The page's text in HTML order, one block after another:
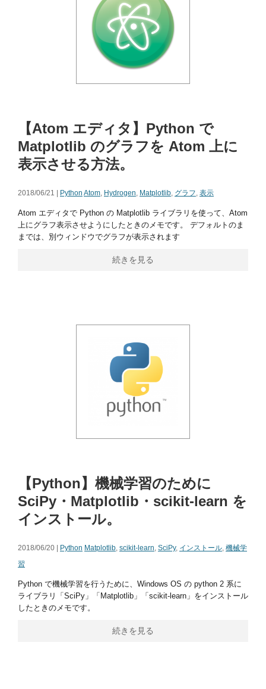
【Atom エディタ】Python で
Matplotlib のグラフを Atom 上に
表示させる方法。
2018/06/21 | Python Atom, Hydrogen, Matplotlib, グラフ, 表示
Atom エディタで Python の Matplotlib ライブラリを使って、Atom
上にグラフ表示させようにしたときのメモです。 デフォルトのま
までは、別ウィンドウでグラフが表示されます
続きを見る
【Python】機械学習のために
SciPy・Matplotlib・scikit-learn を
インストール。
2018/06/20 | Python Matplotlib, scikit-learn, SciPy, インストール, 機械学
習
Python で機械学習を行うために、Windows OS の python 2 系に
ライブラリ「SciPy」「Matplotlib」「scikit-learn」をインストール
したときのメモです。
続きを見る